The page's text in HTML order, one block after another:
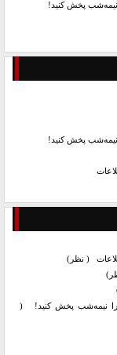
پخش کنید!
پخش کنید!
( نظر)
نیمه‌شب پخش کنید!
(